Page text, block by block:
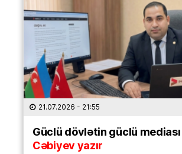
21.07.2026 - 21:55
Güclü dövlətin güclü mediası |
Cəbiyev yazır